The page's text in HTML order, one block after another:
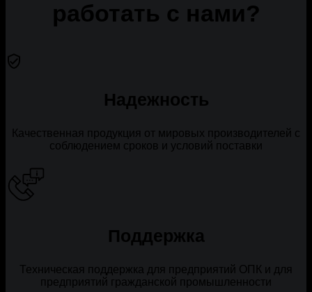
работать с нами?
Надежность
Каче­ствен­ная про­дук­ция от миро­вых про­из­во­ди­те­лей с
соблю­де­ни­ем сро­ков и усло­вий постав­ки
Поддержка
Тех­ни­че­ская под­держ­ка для пред­при­я­тий ОПК и для
пред­при­я­тий граж­дан­ской про­мыш­лен­но­сти